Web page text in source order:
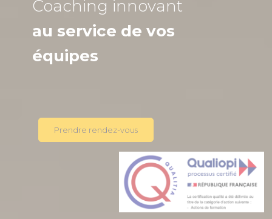
Coaching innovant
au service de vos
équipes
Prendre rendez-vous